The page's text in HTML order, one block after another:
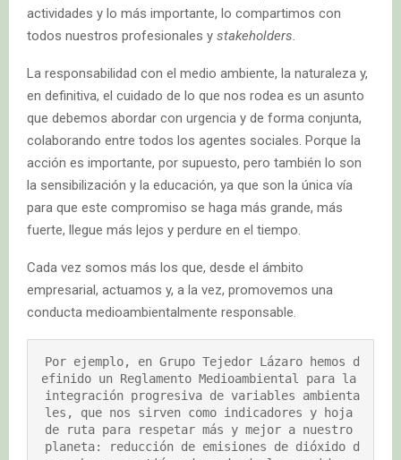
actividades y lo más importante, lo compartimos con
todos nuestros profesionales y stakeholders.
La responsabilidad con el medio ambiente, la naturaleza y,
en definitiva, el cuidado de lo que nos rodea es un asunto
que debemos abordar con urgencia y de forma conjunta,
colaborando entre todos los agentes sociales. Porque la
acción es importante, por supuesto, pero también lo son
la sensibilización y la educación, ya que son la única vía
para que este compromiso se haga más grande, más
fuerte, llegue más lejos y perdure en el tiempo.
Cada vez somos más los que, desde el ámbito
empresarial, actuamos y, a la vez, promovemos una
conducta medioambientalmente responsable.
Por ejemplo, en Grupo Tejedor Lázaro hemos d
efinido un Reglamento Medioambiental para la
integración progresiva de variables ambienta
les, que nos sirven como indicadores y hoja
de ruta para respetar más y mejor a nuestro
planeta: reducción de emisiones de dióxido d